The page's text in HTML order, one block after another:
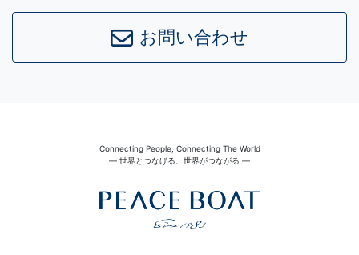
お問い合わせ
Connecting People, Connecting The World
― 世界とつなげる、世界がつながる ―